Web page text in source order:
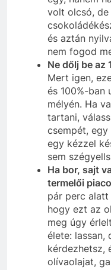
volt olcsó, de
és aztán
nem fogod
Ne dőlj be az
Mert igen,
és 100%-ban
mélyén. Ha
tartani,
csempét,
egy kézzel
sem
Ha bor, sajt
termelői
pár perc alatt
hogy ezt az
meg úgy
élete: lassan,
kérdezhetsz,
olívaolajat,